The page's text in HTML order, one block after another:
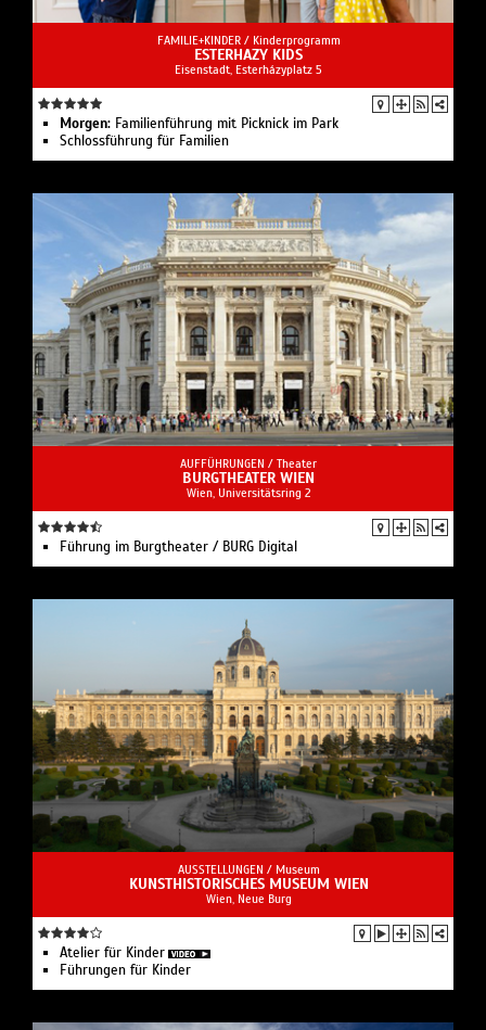
FAMILIE+KINDER / Kinderprogramm
ESTERHAZY KIDS
Eisenstadt, Esterházyplatz 5
Morgen: Familienführung mit Picknick im Park
Schlossführung für Familien
AUFFÜHRUNGEN / Theater
BURGTHEATER WIEN
Wien, Universitätsring 2
Führung im Burgtheater / BURG Digital
AUSSTELLUNGEN / Museum
KUNSTHISTORISCHES MUSEUM WIEN
Wien, Neue Burg
Atelier für Kinder
Führungen für Kinder